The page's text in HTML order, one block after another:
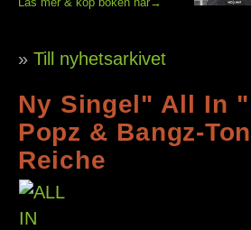
» Till nyhetsarkivet
Ny Singel" All In
Popz & Bangz-
Reiche